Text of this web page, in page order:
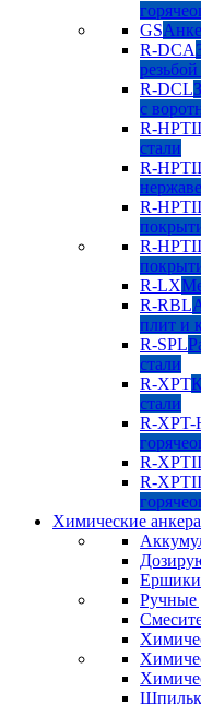
GS
R-DCA
R-DCL
с
R-
стали
R-
R-
R-
R-LX
R-RBL
плит и
R-SPL
стали
R-XPT
стали
R-XPT-
R-
R-
Химические анкера
Ершики
Ручные